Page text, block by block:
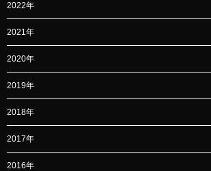
2022年
2021年
2020年
2019年
2018年
2017年
2016年